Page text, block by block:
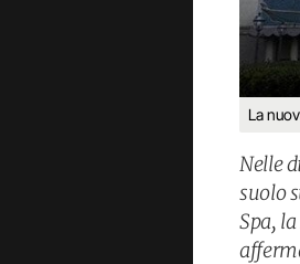
La
Nelle
suolo
Spa,